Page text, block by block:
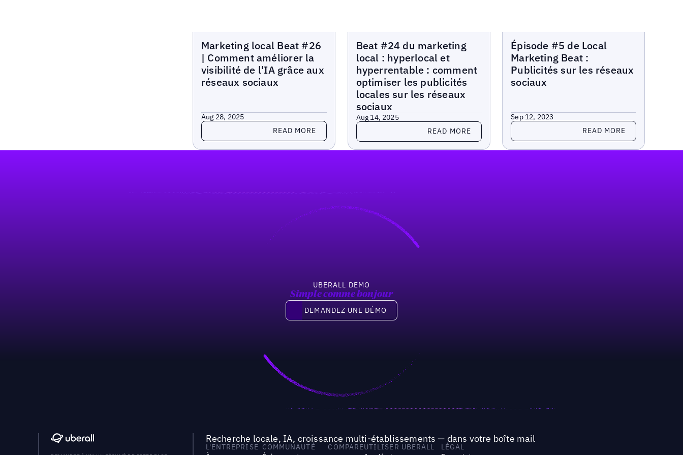
Marketing local Beat #26
| Comment améliorer la
visibilité de l'IA grâce aux
réseaux sociaux
Aug 28, 2025
Read more READ MORE
Beat #24 du marketing
local : hyperlocal et
hyperrentable : comment
optimiser les publicités
locales sur les réseaux
sociaux
Aug 14, 2025
Read more READ MORE
Local Marketing Beat
Épisode #5 de Local
Marketing Beat :
Publicités sur les réseaux
sociaux
Sep 12, 2023
Read more READ MORE
UBERALL DEMO
Simple comme bonjour
Demandez une démo
DEMANDEZ UNE DÉMO
Recherche locale, IA, croissance multi-établissements — dans votre boîte mail
L'ENTREPRISE COMMUNAUTÉ
COMPAREUTILISER UBERALL
LÉGAL